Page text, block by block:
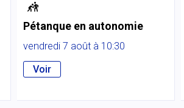

Pétanque en autonomie
vendredi 7 août à 10:30
Voir